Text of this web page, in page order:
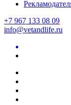
+7 967 133 08 09
info@vetandlife.ru